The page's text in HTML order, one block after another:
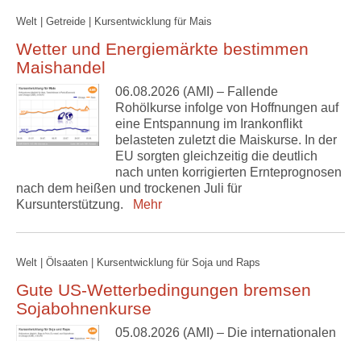
Welt | Getreide | Kursentwicklung für Mais
Wetter und Energiemärkte bestimmen
Maishandel
06.08.2026 (AMI) – Fallende
Rohölkurse infolge von Hoffnungen auf
eine Entspannung im Irankonflikt
belasteten zuletzt die Maiskurse. In der
EU sorgten gleichzeitig die deutlich
nach unten korrigierten Ernteprognosen
nach dem heißen und trockenen Juli für
Kursunterstützung.
Mehr
Welt | Ölsaaten | Kursentwicklung für Soja und Raps
Gute US-Wetterbedingungen bremsen
Sojabohnenkurse
05.08.2026 (AMI) – Die internationalen